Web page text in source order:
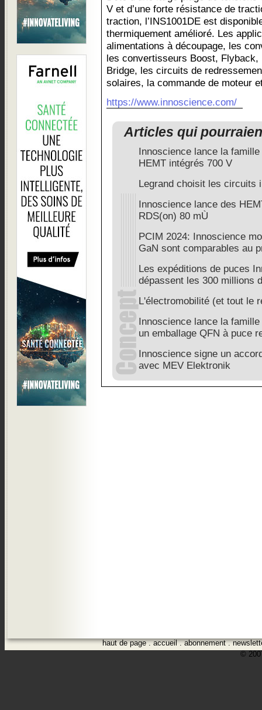
V et d’une forte résistance de
traction, l’INS1001DE est
thermiquement amélioré. Les
alimentations à découpage, les
les convertisseurs Boost,
Bridge, les circuits de
solaires, la commande de moteur
https://www.innoscience.com/
Articles qui
Innoscience lance la
HEMT intégrés 700 V
Legrand choisit les circuits
Innoscience lance des
RDS(on) 80 mÙ
PCIM 2024: Innoscience
GaN sont comparables au
Les expéditions de puces
dépassent les 300 millions
L'électromobilité (et tout le
Innoscience lance la
un emballage QFN à puce
Innoscience signe un
avec MEV Elektronik
haut de page.accueil.abonnement.
©